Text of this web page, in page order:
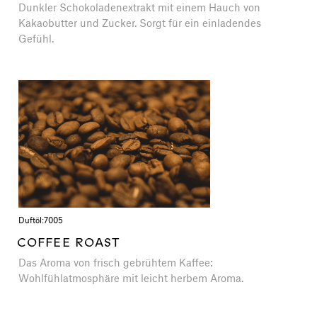
Dunkler Schokoladenextrakt mit einem Hauch von
Kakaobutter und Zucker. Sorgt für ein einladendes
Gefühl.
Duftöl:7005
COFFEE ROAST
Das Aroma von frisch gebrühtem Kaffee:
Wohlfühlatmosphäre mit leicht herbem Aroma.